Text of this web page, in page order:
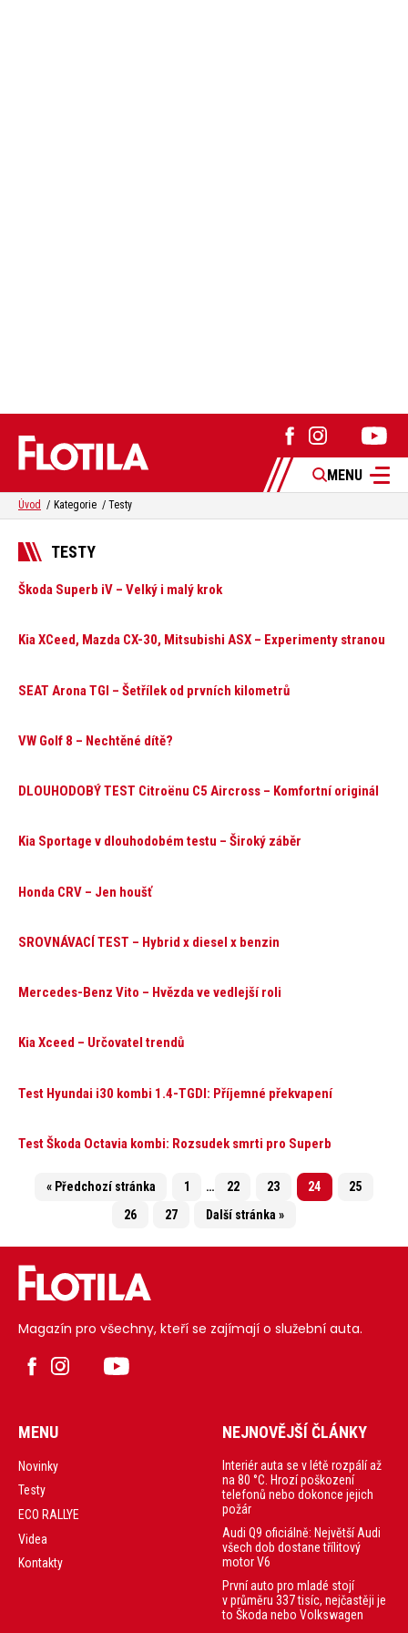
MENU
Úvod Kategorie Testy
TESTY
Škoda Superb iV – Velký i malý krok
Kia XCeed, Mazda CX-30, Mitsubishi ASX – Experimenty stranou
SEAT Arona TGI – Šetřílek od prvních kilometrů
VW Golf 8 – Nechtěné dítě?
DLOUHODOBÝ TEST Citroënu C5 Aircross – Komfortní originál
Kia Sportage v dlouhodobém testu – Široký záběr
Honda CRV – Jen houšť
SROVNÁVACÍ TEST – Hybrid x diesel x benzin
Mercedes-Benz Vito – Hvězda ve vedlejší roli
Kia Xceed – Určovatel trendů
Test Hyundai i30 kombi 1.4-TGDI: Příjemné překvapení
Test Škoda Octavia kombi: Rozsudek smrti pro Superb
« Předchozí stránka 1 … 22 23 24
25
26
27 Další stránka »
Magazín pro všechny, kteří se zajímají o služební auta.
MENU
Novinky
Testy
ECO RALLYE
Videa
Kontakty
NEJNOVĚJŠÍ ČLÁNKY
Interiér auta se v létě rozpálí až
na 80 °C. Hrozí poškození
telefonů nebo dokonce jejich
požár
Audi Q9 oficiálně: Největší Audi
všech dob dostane třílitový
motor V6
První auto pro mladé stojí
v průměru 337 tisíc, nejčastěji je
to Škoda nebo Volkswagen